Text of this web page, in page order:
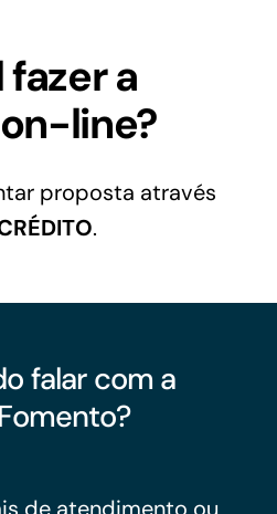
fazer a
line?
proposta através
.
falar com a